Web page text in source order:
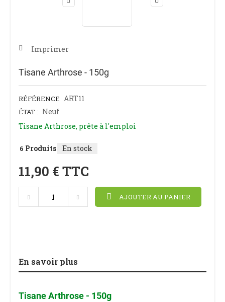
Imprimer
Tisane Arthrose - 150g
RÉFÉRENCE ART11
ÉTAT : Neuf
Tisane Arthrose, prête à l'emploi
6 Produits En stock
11,90 € TTC
AJOUTER AU PANIER
En savoir plus
Tisane Arthrose - 150g